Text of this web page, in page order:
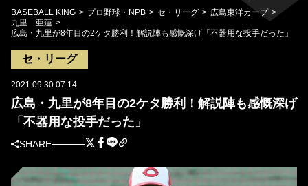
Mute
BASEBALL KING プロ野球・NPB セ・リーグ
広島東洋カープ
九里 亜蓮
広島・九里が8年目の2ケタ勝利！解説陣も感慨深げ「不器用な投手だった」
セ・リーグ
2021.09.30 07:14
広島・九里が8年目の2ケタ勝利！解説陣も感慨深げ
「不器用な投手だった」
SHARE